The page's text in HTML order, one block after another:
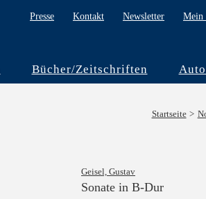
Presse Kontakt Newsletter Mein
Bücher/Zeitschriften
Startseite
Geisel, Gustav
Sonate in B-Dur